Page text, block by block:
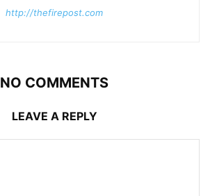
http://thefirepost.com
NO COMMENTS
LEAVE A REPLY